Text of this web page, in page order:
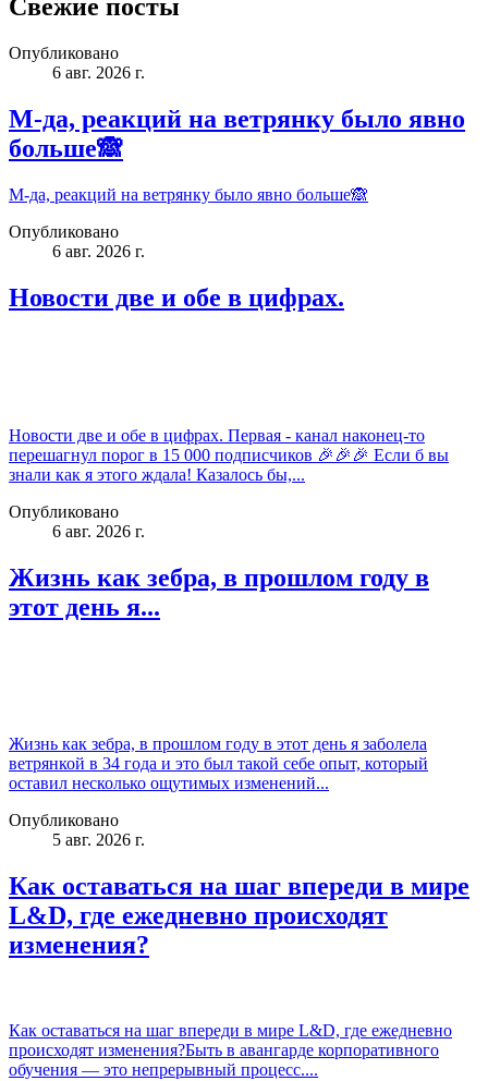
Свежие посты
Опубликовано
6 авг. 2026 г.
М-да, реакций на ветрянку было явно
больше🙈
М-да, реакций на ветрянку было явно больше🙈
Опубликовано
6 авг. 2026 г.
Новости две и обе в цифрах.
Новости две и обе в цифрах. Первая - канал наконец-то
перешагнул порог в 15 000 подписчиков 🎉🎉🎉 Если б вы
знали как я этого ждала! Казалось бы,...
Опубликовано
6 авг. 2026 г.
Жизнь как зебра, в прошлом году в
этот день я...
Жизнь как зебра, в прошлом году в этот день я заболела
ветрянкой в 34 года и это был такой себе опыт, который
оставил несколько ощутимых изменений...
Опубликовано
5 авг. 2026 г.
Как оставаться на шаг впереди в мире
L&D, где ежедневно происходят
изменения?
Как оставаться на шаг впереди в мире L&D, где ежедневно
происходят изменения?Быть в авангарде корпоративного
обучения — это непрерывный процесс....